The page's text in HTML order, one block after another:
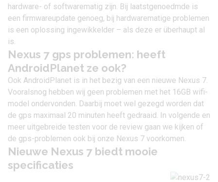
hardware- of softwarematig zijn. Bij laatstgenoedmde is
een firmwareupdate genoeg, bij hardwarematige problemen
is een oplossing ingewikkelder – als deze er überhaupt al
is.
Nexus 7 gps problemen: heeft
AndroidPlanet ze ook?
Ook AndroidPlanet is in het bezig van een nieuwe Nexus 7.
Vooralsnog hebben wij geen problemen met het 16GB wifi-
model ondervonden. Daarbij moet wel gezegd worden dat
de gps maximaal 20 minuten heeft gedraaid. In volgende en
meer uitgebreide testen voor de review gaan we kijken of
de gps-problemen ook bij onze Nexus 7 voorkomen.
Nieuwe Nexus 7 biedt mooie
specificaties